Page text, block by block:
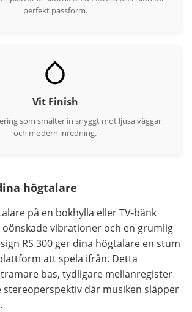
perfekt passform.
Vit Finish
som smälter in snyggt mot ljusa väggar
och modern inredning.
högtalare
på en bokhylla eller TV-bänk
vibrationer och en grumlig
RS 300 ger dina högtalare en stum
att spela ifrån. Detta
bas, tydligare mellanregister
där musiken släpper